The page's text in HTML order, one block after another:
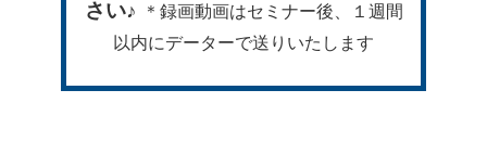
さい♪
＊録画動画はセミナー後、１週間
以内にデーターで送りいたします